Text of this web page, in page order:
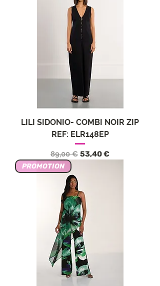
LILI SIDONIO- COMBI NOIR ZIP
REF: ELR148EP
Prezzo regolare
89,00 € Prezzo scontato
53,40 €
PROMOTION